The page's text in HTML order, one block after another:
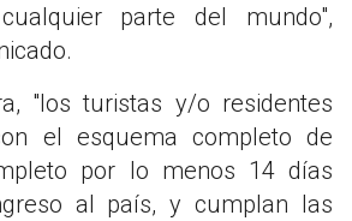
parte del mundo",
"los turistas y/o residentes
el esquema completo de
por lo menos 14 días
al país, y cumplan las